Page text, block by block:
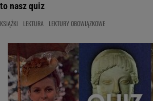
to nasz quiz
KSIĄŻKI LEKTURA LEKTURY OBOWIĄZKOWE